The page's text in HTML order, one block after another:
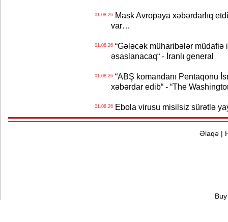
01.08.26Mask Avropaya xəbərdarlıq
var…
01.08.26“Gələcək müharibələr müdafiə
əsaslanacaq“ - İranlı general
01.08.26“ABŞ komandanı Pentaqonu
xəbərdar edib“ - “The
01.08.26Ebola virusu misilsiz sürətlə
Əlaqə|